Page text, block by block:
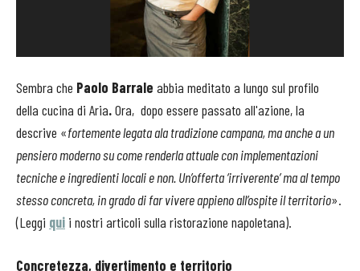
Sembra che Paolo Barrale abbia meditato a lungo sul profilo
della cucina di Aria.Ora, dopo essere passato all'azione, la
descrive «fortemente legata ala tradizione campana, ma anche a un
pensiero moderno su come renderla attuale con implementazioni
tecniche e ingredienti locali e non. Un’offerta ‘irriverente’ ma al tempo
stesso concreta, in grado di far vivere appieno all’ospite il territorio».
(Leggi qui i nostri articoli sulla ristorazione napoletana).
Concretezza, divertimento e territorio